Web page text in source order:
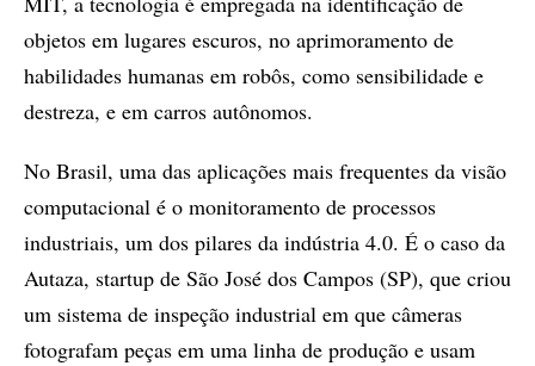
objetos em lugares escuros, no aprimoramento de
habilidades humanas em robôs, como sensibilidade e
destreza, e em carros autônomos.
No Brasil, uma das aplicações mais frequentes da visão
computacional é o monitoramento de processos
industriais, um dos pilares da indústria 4.0. É o caso da
Autaza, startup de São José dos Campos (SP), que criou
um sistema de inspeção industrial em que câmeras
fotografam peças em uma linha de produção e usam